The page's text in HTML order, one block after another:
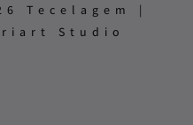
Tecelagem |
Studio